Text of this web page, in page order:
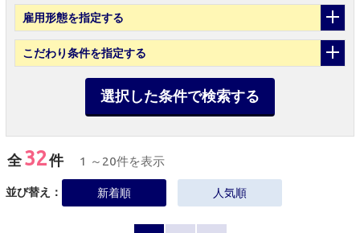
雇用形態を指定する
こだわり条件を指定する
選択した条件で検索する
全32件 1 ～20件を表示
並び替え： 新着順 人気順